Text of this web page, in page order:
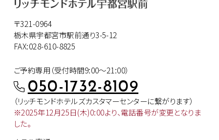
〒321-0964
栃木県宇都宮市駅前通り3-5-12
FAX:028-610-8825
ご予約専用（受付時間9:00～21:00）
050-1732-8109
（リッチモンドホテルズカスタマーセンターに繋がります）
※2025年12月25日(木)0:00より、電話番号が変更となりま
した。